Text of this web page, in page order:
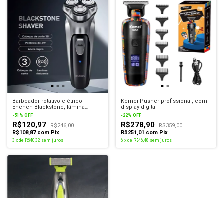
Barbeador rotativo elétrico
Enchen Blackstone, lâmina
flutuante 3D
-51 % OFF
R$120,97
R$246,00
R$108,87 com Pix
3 x de R$40,32 sem juros
Kemei-Pusher profissional, com
display digital
-22% OFF
R$278,90 R$359,00
R$251,01 com Pix
6 x de R$46,48 sem juros